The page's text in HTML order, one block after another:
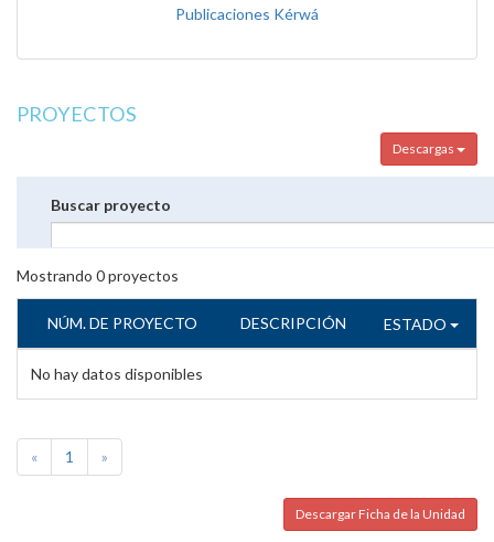
Publicaciones Kérwá
PROYECTOS
Descargas
Buscar proyecto
Mostrando 0proyectos
NÚM. DE PROYECTO DESCRIPCIÓN ESTADO
No hay datos disponibles
« 1 »
Descargar Ficha de la Unidad